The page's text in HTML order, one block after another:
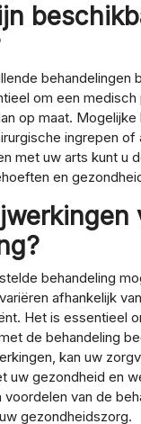
behandelingen
om een
op maat.
ingrepen of
met uw arts kunt u
en
behandeling
afhankelijk
Het is essentieel
de behandeling
kan uw
uw gezondheid en
van de
gezondheidszorg.